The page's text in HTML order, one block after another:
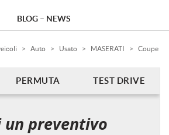
BLOG – NEWS
> Auto > Usato > MASERATI > Coupe
PERMUTA TEST DRIVE
un preventivo